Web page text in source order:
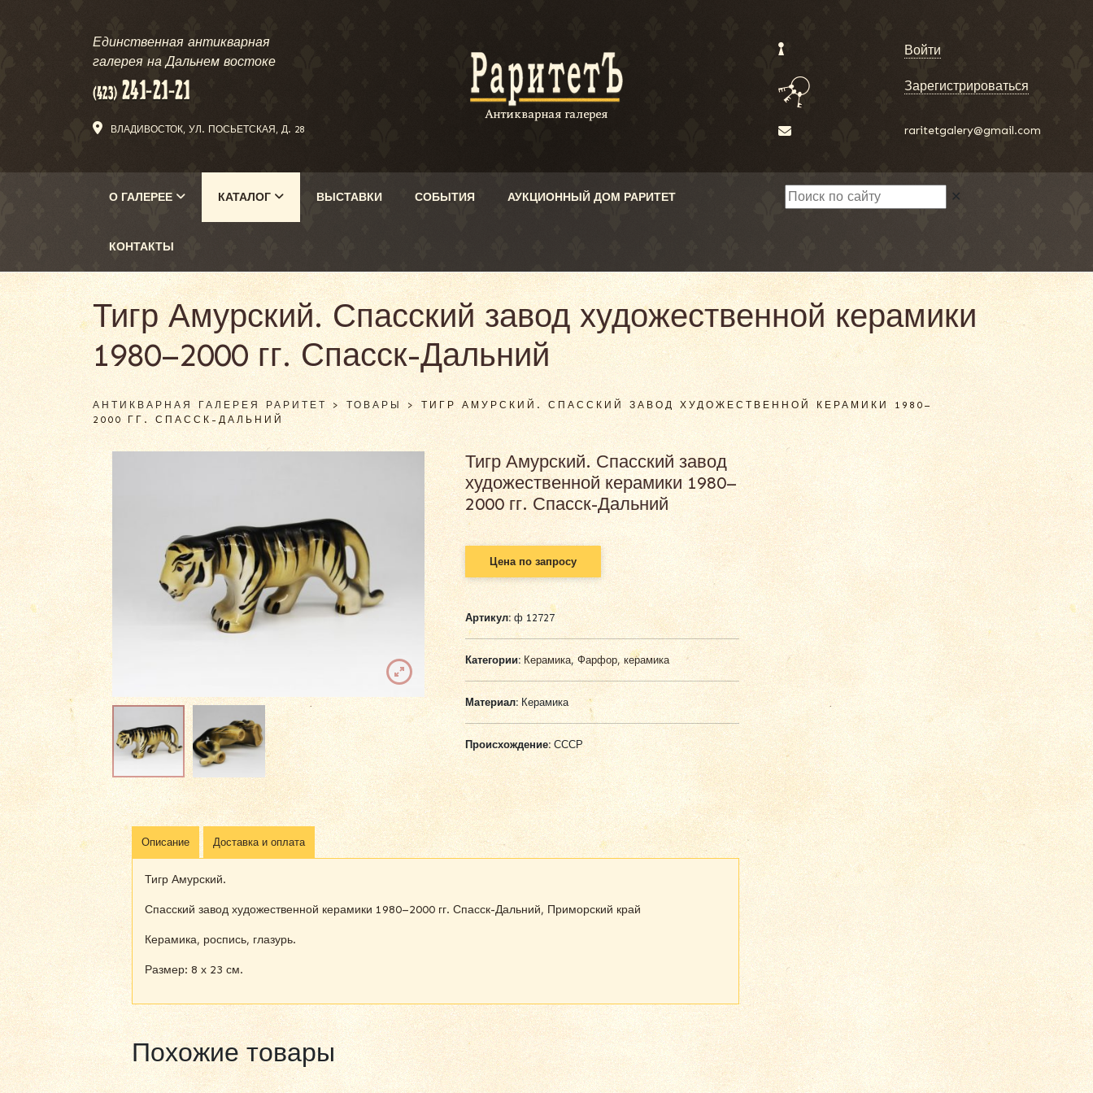
Единственная антикварная
галерея на Дальнем востоке
ВЛАДИВОСТОК, УЛ. ПОСЬЕТСКАЯ, Д. 28
Войти
Зарегистрироваться
raritetgalery@gmail.com
О ГАЛЕРЕЕ КАТАЛОГ ВЫСТАВКИ СОБЫТИЯ АУКЦИОННЫЙ ДОМ РАРИТЕТ
КОНТАКТЫ
✕
Тигр Амурский. Спасский завод художественной керамики
1980–2000 гг. Спасск-Дальний
АНТИКВАРНАЯ ГАЛЕРЕЯ РАРИТЕТ>ТОВАРЫ >ТИГР АМУРСКИЙ. СПАССКИЙ ЗАВОД ХУДОЖЕСТВЕННОЙ КЕРАМИКИ 1980–
2000 ГГ. СПАССК-ДАЛЬНИЙ
Тигр Амурский. Спасский завод
художественной керамики 1980–
2000 гг. Спасск-Дальний
Цена по запросу
Артикул:ф 12727
Категории: Керамика, Фарфор, керамика
Материал:Керамика
Происхождение:СССР
Описание Доставка и оплата
Тигр Амурский.
Спасский завод художественной керамики 1980–2000 гг. Спасск-Дальний, Приморский край
Керамика, роспись, глазурь.
Размер: 8 х 23 см.
Похожие товары